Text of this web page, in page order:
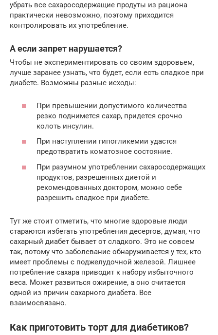
убрать все сахаросодержащие продуты из рациона
практически невозможно, поэтому приходится
контролировать их употребление.
А если запрет нарушается?
Чтобы не экспериментировать со своим здоровьем,
лучше заранее узнать, что будет, если есть сладкое при
диабете. Возможны разные исходы:
При превышении допустимого количества
резко поднимется сахар, придется срочно
колоть инсулин.
При наступлении гипогликемии удастся
предотвратить коматозное состояние.
При разумном употреблении сахаросодержащих
продуктов, разрешенных диетой и
рекомендованных доктором, можно себе
разрешить сладкое при диабете.
Тут же стоит отметить, что многие здоровые люди
стараются избегать употребления десертов, думая, что
сахарный диабет бывает от сладкого. Это не совсем
так, потому что заболевание обнаруживается у тех, кто
имеет проблемы с поджелудочной железой. Лишнее
потребление сахара приводит к набору избыточного
веса. Может развиться ожирение, а оно считается
одной из причин сахарного диабета. Все
взаимосвязано.
Как приготовить торт для диабетиков?